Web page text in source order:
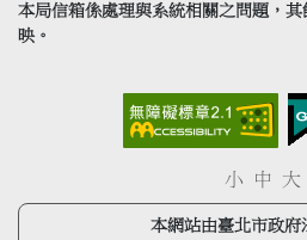
本局信箱係處理與系統相關之問題，
映。
小 中 大
本網站由臺北市政府